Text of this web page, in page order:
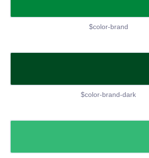
$color-brand
$color-brand-dark